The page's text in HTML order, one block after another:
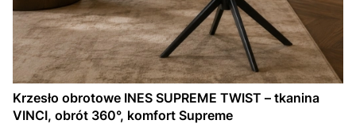
Krzesło obrotowe INES SUPREME TWIST – tkanina
VINCI, obrót 360°, komfort Supreme